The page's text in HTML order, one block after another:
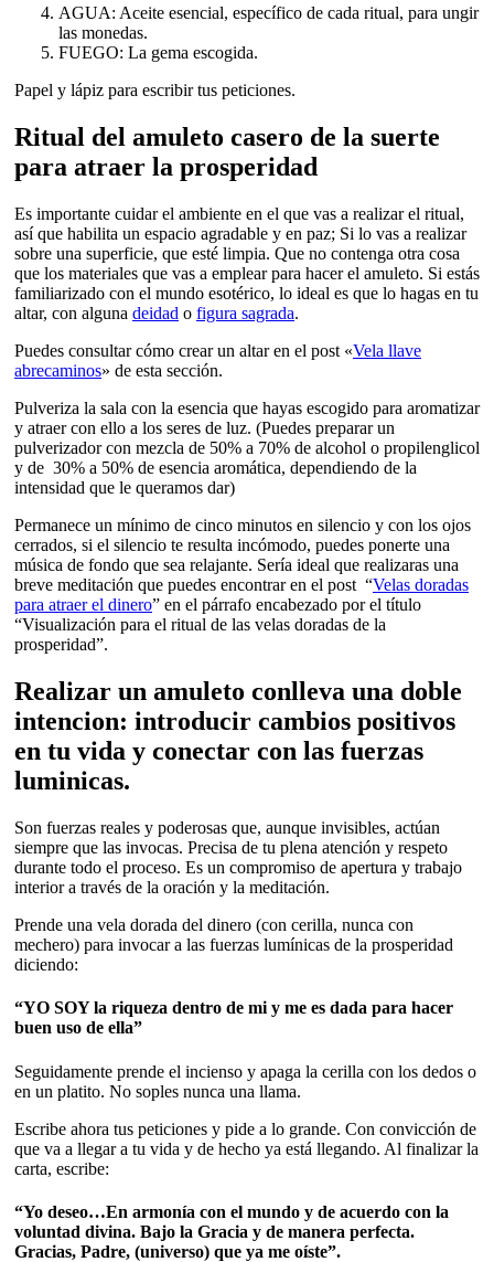
AGUA: Aceite esencial, específico de cada ritual, para ungir
las monedas.
FUEGO: La gema escogida.
Papel y lápiz para escribir tus peticiones.
Ritual del amuleto casero de la suerte
para atraer la prosperidad
Es importante cuidar el ambiente en el que vas a realizar el ritual,
así que habilita un espacio agradable y en paz; Si lo vas a realizar
sobre una superficie, que esté limpia. Que no contenga otra cosa
que los materiales que vas a emplear para hacer el amuleto. Si estás
familiarizado con el mundo esotérico, lo ideal es que lo hagas en tu
altar, con alguna deidad o figura sagrada.
Puedes consultar cómo crear un altar en el post «Vela llave
abrecaminos» de esta sección.
Pulveriza la sala con la esencia que hayas escogido para aromatizar
y atraer con ello a los seres de luz. (Puedes preparar un
pulverizador con mezcla de 50% a 70% de alcohol o propilenglicol
y de 30% a 50% de esencia aromática, dependiendo de la
intensidad que le queramos dar)
Permanece un mínimo de cinco minutos en silencio y con los ojos
cerrados, si el silencio te resulta incómodo, puedes ponerte una
música de fondo que sea relajante. Sería ideal que realizaras una
breve meditación que puedes encontrar en el post “Velas doradas
para atraer el dinero” en el párrafo encabezado por el título
“Visualización para el ritual de las velas doradas de la
prosperidad”.
Realizar un amuleto conlleva una doble
intencion: introducir cambios positivos
en tu vida y conectar con las fuerzas
luminicas.
Son fuerzas reales y poderosas que, aunque invisibles, actúan
siempre que las invocas. Precisa de tu plena atención y respeto
durante todo el proceso. Es un compromiso de apertura y trabajo
interior a través de la oración y la meditación.
Prende una vela dorada del dinero (con cerilla, nunca con
mechero) para invocar a las fuerzas lumínicas de la prosperidad
diciendo:
“YO SOY la riqueza dentro de mi y me es dada para hacer
buen uso de ella”
Seguidamente prende el incienso y apaga la cerilla con los dedos o
en un platito. No soples nunca una llama.
Escribe ahora tus peticiones y pide a lo grande. Con convicción de
que va a llegar a tu vida y de hecho ya está llegando. Al finalizar la
carta, escribe:
“Yo deseo…En armonía con el mundo y de acuerdo con la
voluntad divina. Bajo la Gracia y de manera perfecta.
Gracias, Padre, (universo) que ya me oíste”.